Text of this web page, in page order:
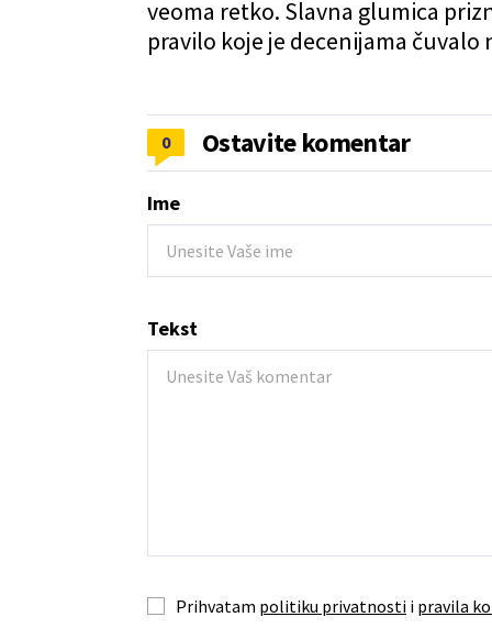
veoma retko. Slavna glumica
pravilo koje je decenijama čuvalo
0 Ostavite komentar
Ime
Tekst
Prihvatam politiku privatnosti i pravila